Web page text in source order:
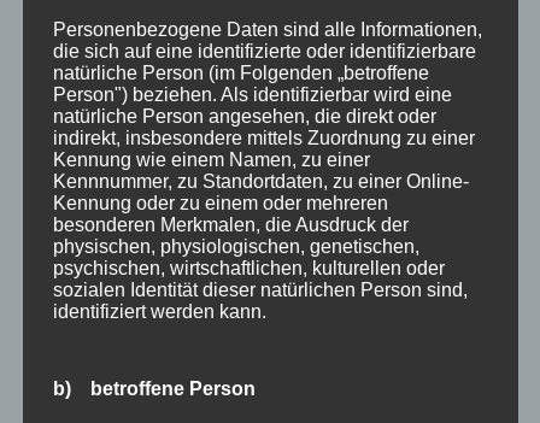
Empfehlung
Ferienwohnungen
FIS Nordische Ski WM
Gäste
Gesundheit
Haus Partale
Info
Oberstdorf
Traveller Review Award
Personenbezogene Daten sind alle Informationen,
die sich auf eine identifizierte oder identifizierbare
natürliche Person (im Folgenden „betroffene
Person") beziehen. Als identifizierbar wird eine
natürliche Person angesehen, die direkt oder
indirekt, insbesondere mittels Zuordnung zu einer
Kennung wie einem Namen, zu einer
Kennnummer, zu Standortdaten, zu einer Online-
Kennung oder zu einem oder mehreren
besonderen Merkmalen, die Ausdruck der
physischen, physiologischen, genetischen,
psychischen, wirtschaftlichen, kulturellen oder
sozialen Identität dieser natürlichen Person sind,
identifiziert werden kann.
b) betroffene Person